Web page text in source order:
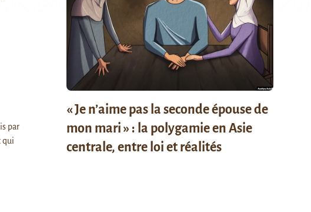
par
qui
« Je n’aime pas la seconde épouse de
mon mari » : la polygamie en Asie
centrale, entre loi et réalités